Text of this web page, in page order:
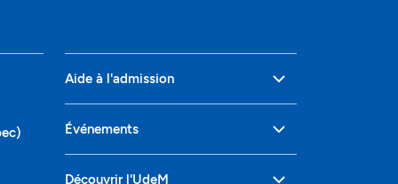
Aide à l'admission
Événements
Découvrir l'UdeM